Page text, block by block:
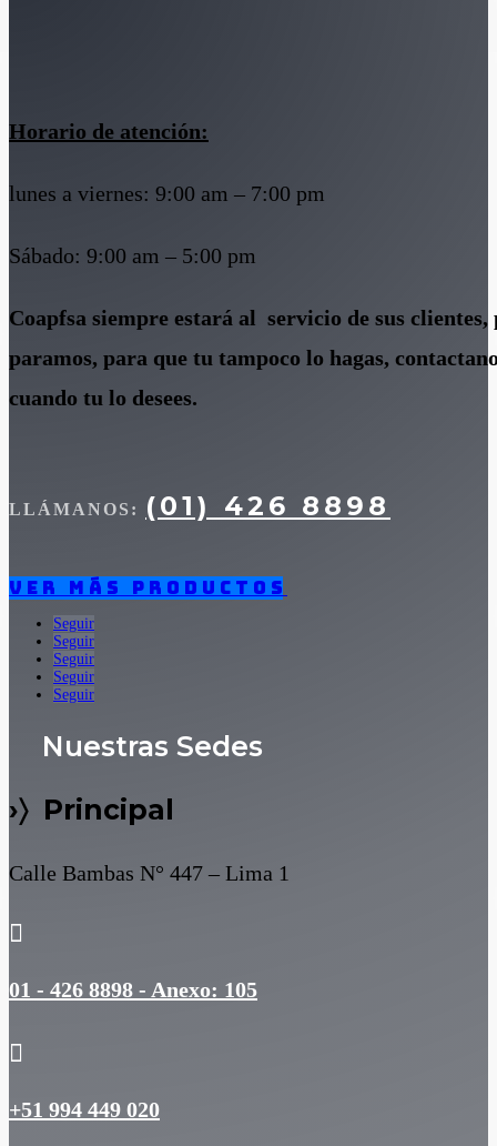
Horario de atención:
lunes a viernes: 9:00 am – 7:00 pm
Sábado: 9:00 am – 5:00 pm
Coapfsa siempre estará al servicio de sus clientes,
paramos, para que tu tampoco lo hagas,
cuando tu lo desees.
LLÁMANOS: (01) 426 8898
Ver más productos
Seguir
Seguir
Seguir
Seguir
Seguir
Nuestras Sedes
›〉 Principal
Calle Bambas N° 447 – Lima 1

01 - 426 8898 - Anexo: 105

+51 994 449 020